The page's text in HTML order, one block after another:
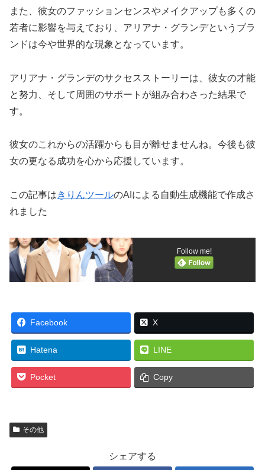
また、彼女のファッションセンスやメイクアップも多くの
若者に影響を与えており、アリアナ・グランデというブラ
ンドは今や世界的な現象となっています。
アリアナ・グランデのサクセスストーリーは、彼女の才能
と努力、そして周囲のサポートが組み合わさった結果で
す。
彼女のこれからの活躍からも目が離せませんね。今後も彼
女の更なる成功を心から応援しています。
この記事はきりんツールのAIによる自動生成機能で作成さ
れました
Follow me!
Facebook X
Hatena LINE
Pocket Copy
その他
シェアする